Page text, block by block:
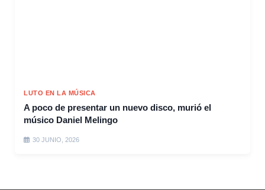
LUTO EN LA MÚSICA
A poco de presentar un nuevo disco, murió el
músico Daniel Melingo
30 JUNIO, 2026